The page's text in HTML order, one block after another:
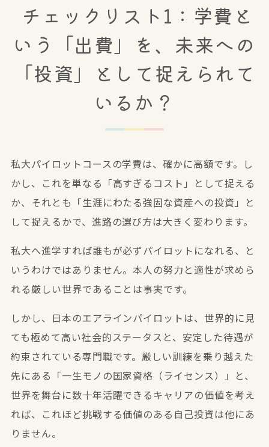
️ チェックリスト1：学費と
いう「出費」を、未来への
「投資」として捉えられて
いるか？
私大パイロットコースの学費は、確かに高額です。し
かし、これを単なる「高すぎるコスト」として捉える
か、それとも「生涯にわたる強固な資産への投資」と
して捉えるかで、進路の選び方は大きく変わります。
私大へ進学すれば誰もが必ずパイロットになれる、と
いうわけではありません。本人の努力と適性が求めら
れる厳しい世界であることは事実です。
しかし、日本のエアラインパイロットは、世界的に見
ても極めて高い社会的ステータスと、安定した待遇が
約束されている専門職です。厳しい訓練を乗り越えた
先にある「一生モノの国家資格（ライセンス）」と、
世界を舞台に数十年活躍できるキャリアの価値を考え
れば、これほど挑戦する価値のある自己投資は他にあ
りません。